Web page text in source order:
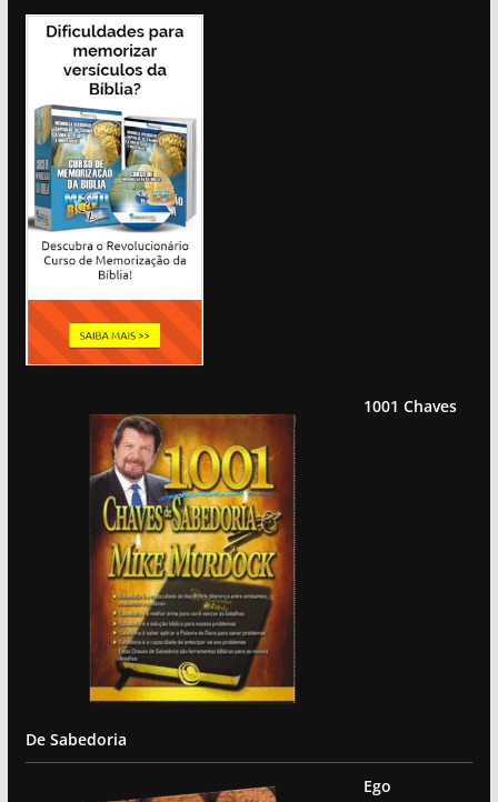
1001 Chaves
De Sabedoria
Ego